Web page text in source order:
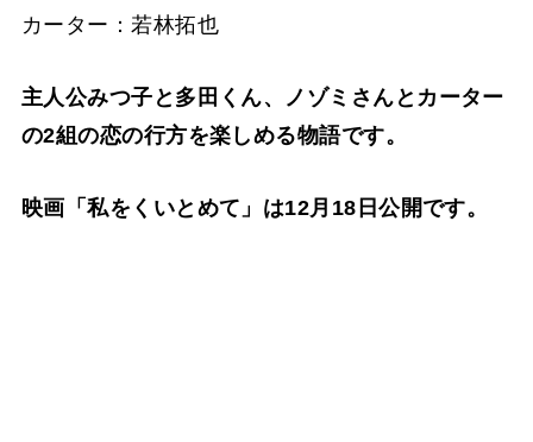
カーター：若林拓也
主人公みつ子と多田くん、ノゾミさんとカーター
の2組の恋の行方を楽しめる物語です。
映画「私をくいとめて」は12月18日公開です。